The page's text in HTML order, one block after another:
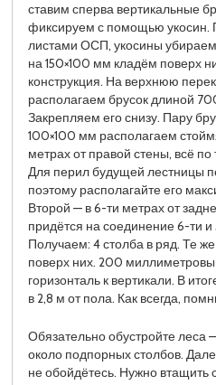
ставим сперва вертикальные
фиксируем с помощью укосин.
листами ОСП, укосины
на 150×100 мм кладём поверх
конструкция. На верхнюю
располагаем брусок длиной
Закрепляем его снизу. Пару
100×100 мм располагаем
метрах от правой стены, всё
Для перил будущей лестницы
поэтому располагайте его
Второй — в 6-ти метрах от
придётся на соединение 6-ти
Получаем: 4 столба в ряд. Те
поверх них. 200
горизонталь к вертикали. В
в 2,8 м от пола. Как всегда,
Обязательно обустройте леса
около подпорных столбов.
не обойдётесь. Нужно втащить